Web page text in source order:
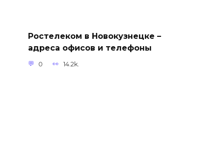
Ростелеком в Новокузнецке –
адреса офисов и телефоны
0 14.2k.